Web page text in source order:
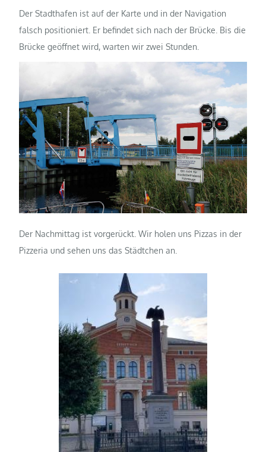
Der Stadthafen ist auf der Karte und in der Navigation
falsch positioniert. Er befindet sich nach der Brücke. Bis die
Brücke geöffnet wird, warten wir zwei Stunden.
Der Nachmittag ist vorgerückt. Wir holen uns Pizzas in der
Pizzeria und sehen uns das Städtchen an.